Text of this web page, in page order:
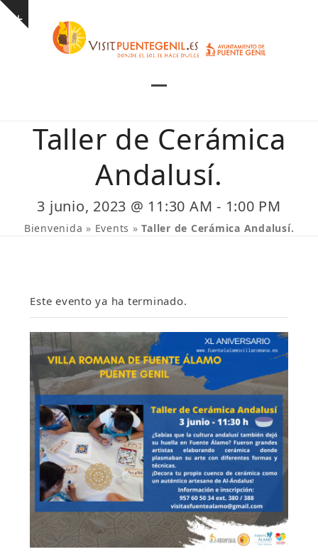
Skip
Show
mobile
menu
mobile
menu
Taller de Cerámica
Andalusí.
3 junio, 2023 @ 11:30 AM - 1:00 PM
Bienvenida » Events »Taller de Cerámica Andalusí.
Este evento ya ha terminado.